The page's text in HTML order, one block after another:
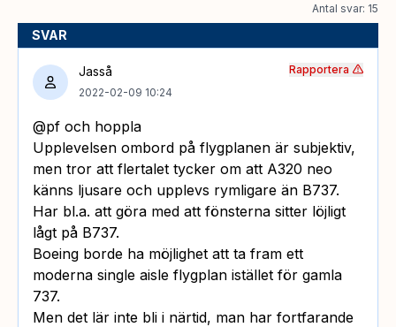
Antal svar: 15
SVAR
Jasså
2022-02-09 10:24
@pf och hoppla
Upplevelsen ombord på flygplanen är subjektiv,
men tror att flertalet tycker om att A320 neo
känns ljusare och upplevs rymligare än B737.
Har bl.a. att göra med att fönsterna sitter löjligt
lågt på B737.
Boeing borde ha möjlighet att ta fram ett
moderna single aisle flygplan istället för gamla
737.
Men det lär inte bli i närtid, man har fortfarande
Rapportera